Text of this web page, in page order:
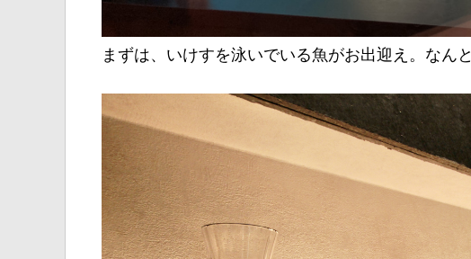
まずは、いけすを泳いでいる魚がお出迎え。なん